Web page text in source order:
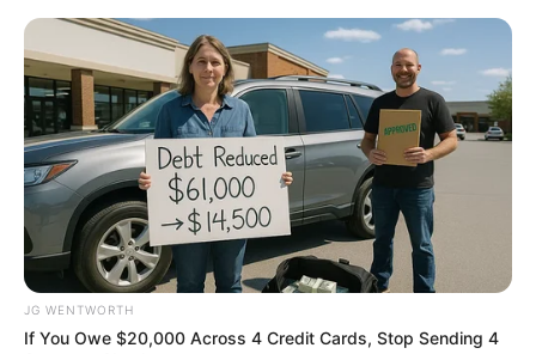
ความเชื่อที่ 4ห้ามแต่งงานวันพระ เพราะในสมัยก่อนพระ
สงฆ์ต้องทำวัตรร่วมกับอุบาสกอุบาสิกาตั้งแต่เช้าจรดค่ำ จึง
ไม่ควรนิมนต์พระไปทำกิจอย่างอื่นอีก โดยเฉพาะในวัน
แต่งงาน เพราะถือว่าเป็นวันแห่งกิเลส และมีการหลับนอน
ในการส่งตัวเข้าหอ ซึ่งไม่ถูกหลักคนโบราณค่ะ
ความเชื่อที่ 5ห้ามแต่งงานในวันที่เป็นวันอุบาทว์ เช่น วัน
โลกาวินาศ ซึ่งจะไม่ตรงกันในแต่ละปี
JG WENTWORTH
If You Owe $20,000 Across 4 Credit Cards, Stop Sending 4